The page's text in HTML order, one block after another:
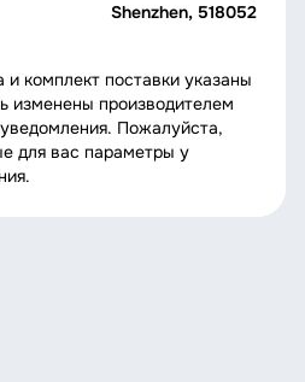
Shenzhen, 518052
и комплект поставки указаны
изменены производителем
Пожалуйста,
для вас параметры у